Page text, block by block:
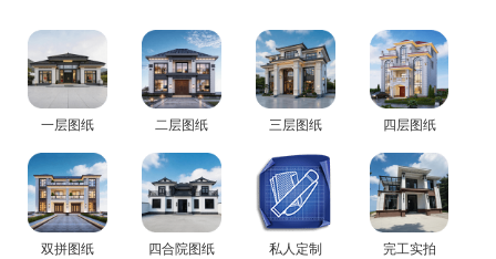
一层图纸 二层图纸 三层图纸 四层图纸
双拼图纸 四合院图纸 私人定制 完工实拍